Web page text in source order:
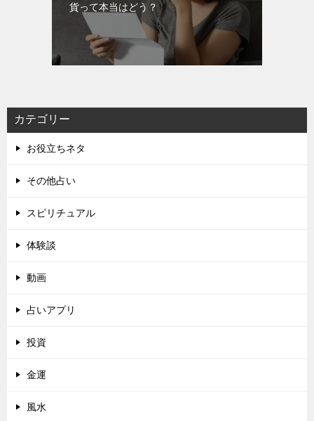
貨って本当はどう？
カテゴリー
お役立ちネタ
その他占い
スピリチュアル
体験談
動画
占いアプリ
投資
金運
風水